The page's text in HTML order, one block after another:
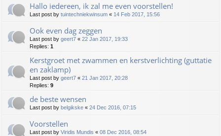
Hallo iedereen, ik zal me even voorstellen!
Last post by tuintechniekwinsum « 14 Feb 2017, 15:56
Ook even dag zeggen
Last post by geert7 « 22 Jan 2017, 19:33
Replies: 1
Kerstgroet met zwammen en kerstverlichting (guttatie
en zaklamp)
Last post by geert7 « 21 Jan 2017, 20:28
Replies: 9
de beste wensen
Last post by belgikske « 24 Dec 2016, 07:15
Voorstellen
Last post by Viridis Mundis « 08 Dec 2016, 08:54